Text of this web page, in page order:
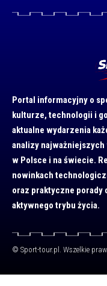
Portal informacyjny o
kulturze, technologii i
aktualne wydarzenia
analizy
w Polsce i na świecie.
nowinkach
oraz praktyczne porady
aktywnego trybu życia.
© Sport-tour.pl. Wszelkie